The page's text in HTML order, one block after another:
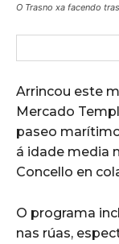
O Trasno xa facendo
Arrincou este
Mercado
paseo
á idade media
Concello en
O programa
nas rúas,